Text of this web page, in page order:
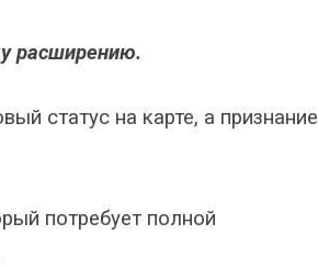
расширению.
статус на карте, а признание
потребует полной